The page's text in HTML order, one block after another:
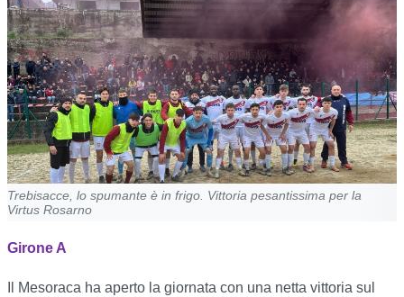
Trebisacce, lo spumante è in frigo. Vittoria pesantissima per la
Virtus Rosarno
Girone A
Il Mesoraca ha aperto la giornata con una netta vittoria sul